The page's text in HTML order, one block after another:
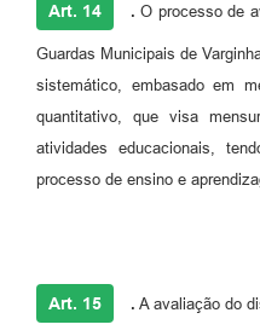
Art. 14 . O processo de
Guardas Municipais de
sistemático, embasado em
quantitativo, que visa
atividades educacionais,
processo de ensino e
Art. 15 . A avaliação do